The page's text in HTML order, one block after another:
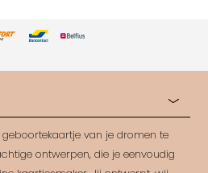
van je dromen te
ontwerpen, die je eenvoudig